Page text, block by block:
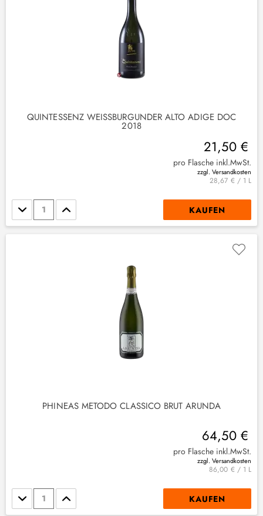
QUINTESSENZ WEISSBURGUNDER ALTO ADIGE DOC 2
018
21,50 €
pro Flasche inkl.MwSt.
zzgl. Versandkosten
28,67 € / 1 L
Stückzahl KAUFEN
PHINEAS METODO CLASSICO BRUT ARUNDA
64,50 €
pro Flasche inkl.MwSt.
zzgl. Versandkosten
86,00 € / 1 L
Stückzahl KAUFEN